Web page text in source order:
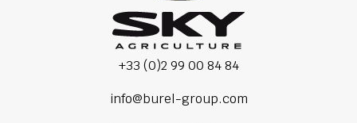
+33 (0)2 99 00 84 84
info@burel-group.com